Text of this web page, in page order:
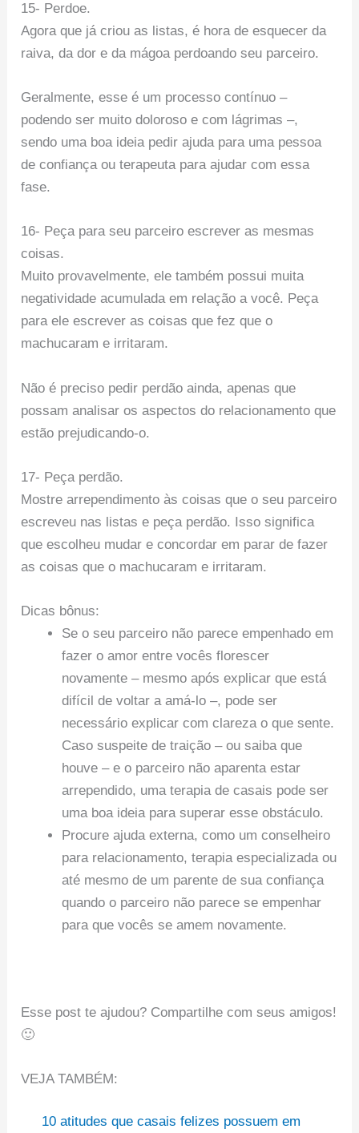
15- Perdoe.
Agora que já criou as listas, é hora de esquecer da
raiva, da dor e da mágoa perdoando seu parceiro.
Geralmente, esse é um processo contínuo –
podendo ser muito doloroso e com lágrimas –,
sendo uma boa ideia pedir ajuda para uma pessoa
de confiança ou terapeuta para ajudar com essa
fase.
16- Peça para seu parceiro escrever as mesmas
coisas.
Muito provavelmente, ele também possui muita
negatividade acumulada em relação a você. Peça
para ele escrever as coisas que fez que o
machucaram e irritaram.
Não é preciso pedir perdão ainda, apenas que
possam analisar os aspectos do relacionamento que
estão prejudicando-o.
17- Peça perdão.
Mostre arrependimento às coisas que o seu parceiro
escreveu nas listas e peça perdão. Isso significa
que escolheu mudar e concordar em parar de fazer
as coisas que o machucaram e irritaram.
Dicas bônus:
Se o seu parceiro não parece empenhado em
fazer o amor entre vocês florescer
novamente – mesmo após explicar que está
difícil de voltar a amá-lo –, pode ser
necessário explicar com clareza o que sente.
Caso suspeite de traição – ou saiba que
houve – e o parceiro não aparenta estar
arrependido, uma terapia de casais pode ser
uma boa ideia para superar esse obstáculo.
Procure ajuda externa, como um conselheiro
para relacionamento, terapia especializada ou
até mesmo de um parente de sua confiança
quando o parceiro não parece se empenhar
para que vocês se amem novamente.
Esse post te ajudou? Compartilhe com seus amigos!
🙂
VEJA TAMBÉM:
10 atitudes que casais felizes possuem em